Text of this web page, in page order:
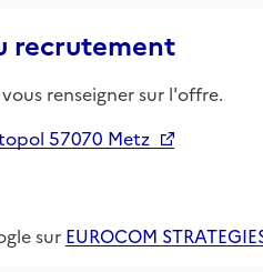
recrutement
renseigner sur l'offre.
57070 Metz
sur EUROCOM